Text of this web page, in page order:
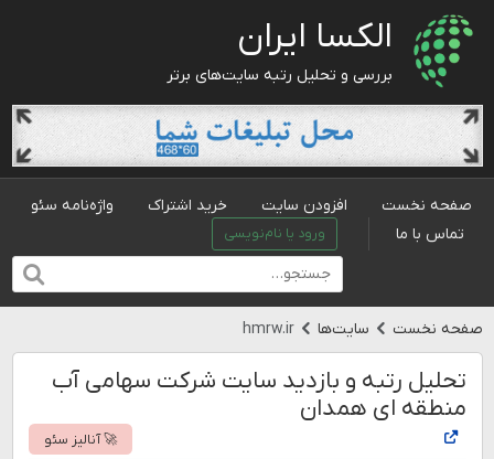
الکسا ایران
بررسی و تحلیل رتبه سایت‌های برتر
صفحه نخست افزودن سایت خرید اشتراک
واژه‌نامه سئو
تماس با ما
ورود یا نام‌نویسی
صفحه نخست سایت‌ها hmrw.ir
تحلیل رتبه و بازدید سایت شرکت سهامی آب
منطقه ای همدان
🚀 آنالیز سئو